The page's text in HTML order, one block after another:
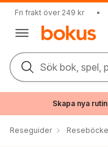
Fri frakt över 249 kr •
Sök bok, spel,
Skapa nya
Reseguider